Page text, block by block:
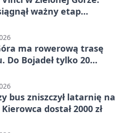
ważny etap
ma rowerową trasę
Do Bojadeł tylko 20
bus zniszczył latarnię na
dostał 2000 zł